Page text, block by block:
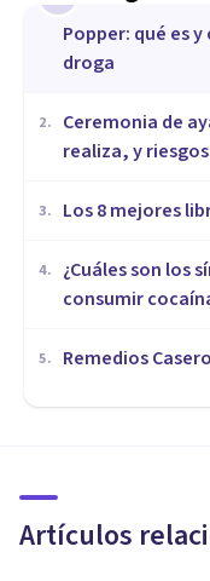
Popper: qué es
droga
2.
Ceremonia de
realiza, y
3. Los 8 mejores
4.
¿Cuáles son los
consumir
5. Remedios
Artículos
con una